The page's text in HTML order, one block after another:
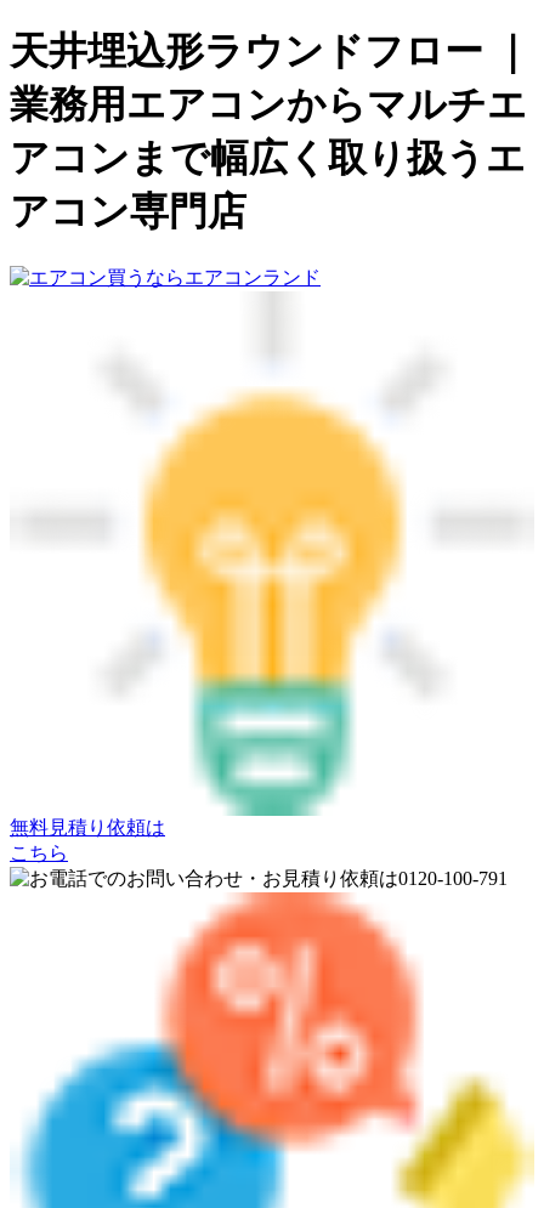
天井埋込形ラウンドフロー ｜
業務用エアコンからマルチエ
アコンまで幅広く取り扱うエ
アコン専門店
無料見積り依頼は
こちら